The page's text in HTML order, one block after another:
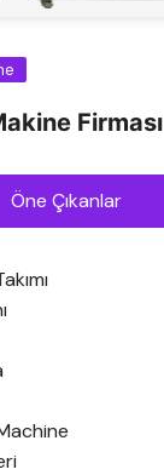
Firması
Öne Çıkanlar